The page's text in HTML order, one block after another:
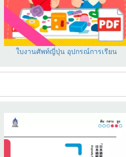
ใบงานศัพท์ญี่ปุ่น อุปกรณ์การเรียน